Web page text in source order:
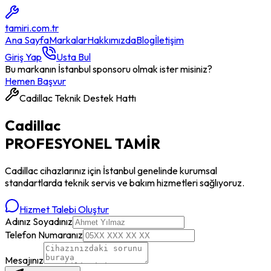
tamiri.com.tr
Ana SayfaMarkalarHakkımızdaBlogİletişim
Giriş Yap
Usta Bul
Bu markanın İstanbul sponsoru olmak ister misiniz?
Hemen Başvur
CadillacTeknik Destek Hattı
Cadillac
PROFESYONELTAMİR
Cadillaccihazlarınız için İstanbul genelinde kurumsal
standartlarda teknik servis ve bakım hizmetleri sağlıyoruz.
Hizmet Talebi Oluştur
Adınız Soyadınız
Telefon Numaranız
Mesajınız